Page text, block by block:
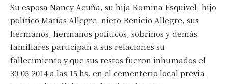
Su esposa Nancy Acuña, su hija Romina Esquivel, hijo
político Matías Allegre, nieto Benicio Allegre, sus
hermanos, hermanos políticos, sobrinos y demás
familiares participan a sus relaciones su
fallecimiento y que sus restos fueron inhumados el
30-05-2014 a las 15 hs. en el cementerio local previa